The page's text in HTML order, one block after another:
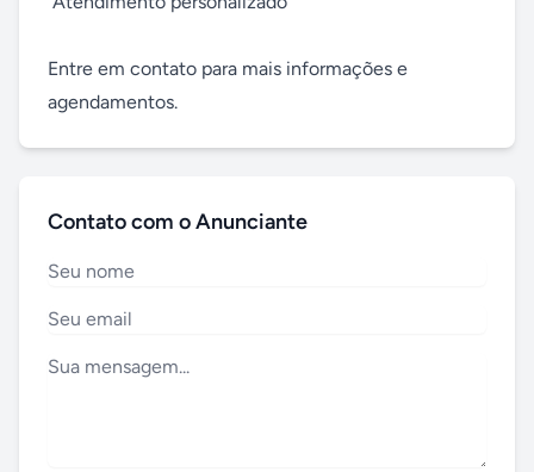
Entre em contato para mais informações e
agendamentos.
Contato com o Anunciante